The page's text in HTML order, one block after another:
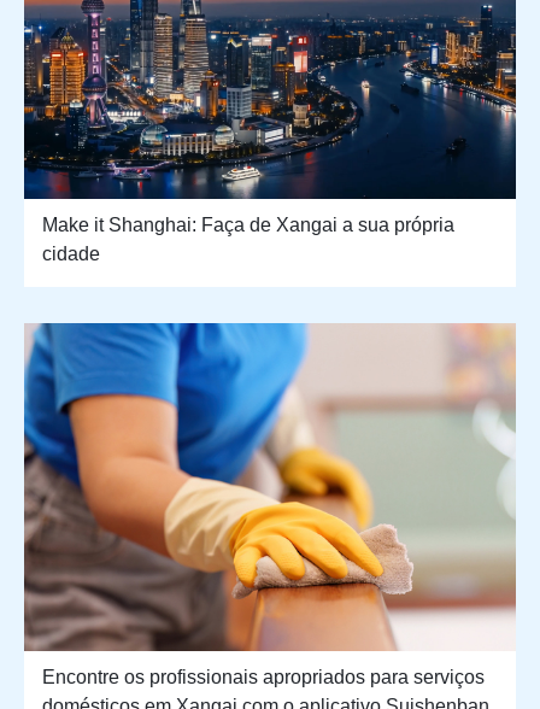
Make it Shanghai: Faça de Xangai a sua própria
cidade
Encontre os profissionais apropriados para serviços